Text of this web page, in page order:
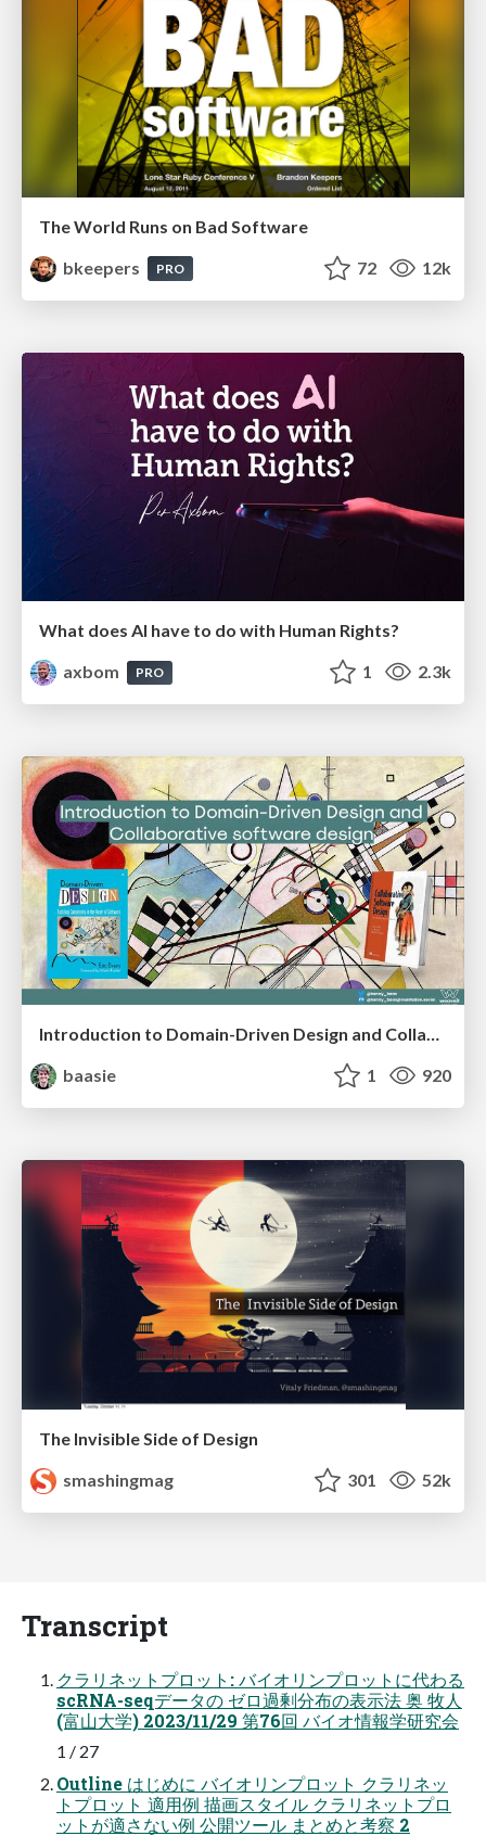
The World Runs on Bad Software
bkeepers
PRO 72 12k
What does AI have to do with Human Rights?
axbom
PRO 1 2.3k
Introduction to Domain-Driven Design and Collaborative software design
baasie
1 920
The Invisible Side of Design
smashingmag
301 52k
Transcript
クラリネットプロット: バイオリンプロットに代わる
scRNA-seqデータの ゼロ過剰分布の表示法 奥 牧人
(富山大学) 2023/11/29 第76回 バイオ情報学研究会
1 / 27
Outline はじめに バイオリンプロット クラリネッ
トプロット 適用例 描画スタイル クラリネットプロ
ットが適さない例 公開ツール まとめと考察 2